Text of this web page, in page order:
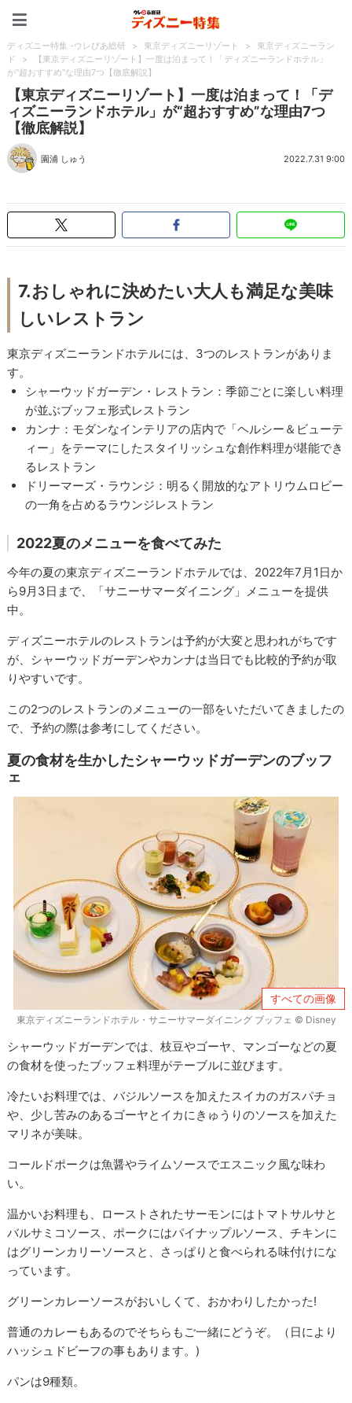
ディズニー特集 -ウレぴあ総研 > 東京ディズニーリゾート >
東京ディズニーラン
ド
>
【東京ディズニーリゾート】一度は泊まって！「ディズニーランドホテル」
が“超おすすめ”な理由7つ【徹底解説】
【東京ディズニーリゾート】一度は泊まって！「デ
ィズニーランドホテル」が“超おすすめ”な理由7つ
【徹底解説】
園浦 しゅう 2022.7.31 9:00
7.おしゃれに決めたい大人も満足な美味
しいレストラン
東京ディズニーランドホテルには、3つのレストランがありま
す。
シャーウッドガーデン・レストラン：季節ごとに楽しい料理
が並ぶブッフェ形式レストラン
カンナ：モダンなインテリアの店内で「ヘルシー＆ビューテ
ィー」をテーマにしたスタイリッシュな創作料理が堪能でき
るレストラン
ドリーマーズ・ラウンジ：明るく開放的なアトリウムロビー
の一角を占めるラウンジレストラン
2022夏のメニューを食べてみた
今年の夏の東京ディズニーランドホテルでは、2022年7月1日か
ら9月3日まで、「サニーサマーダイニング」メニューを提供
中。
ディズニーホテルのレストランは予約が大変と思われがちです
が、シャーウッドガーデンやカンナは当日でも比較的予約が取
りやすいです。
この2つのレストランのメニューの一部をいただいてきましたの
で、予約の際は参考にしてください。
夏の食材を生かしたシャーウッドガーデンのブッフ
ェ
すべての画像
東京ディズニーランドホテル・サニーサマーダイニング ブッフェ © Disney
シャーウッドガーデンでは、枝豆やゴーヤ、マンゴーなどの夏
の食材を使ったブッフェ料理がテーブルに並びます。
冷たいお料理では、バジルソースを加えたスイカのガスパチョ
や、少し苦みのあるゴーヤとイカにきゅうりのソースを加えた
マリネが美味。
コールドポークは魚醤やライムソースでエスニック風な味わ
い。
温かいお料理も、ローストされたサーモンにはトマトサルサと
バルサミコソース、ポークにはパイナップルソース、チキンに
はグリーンカリーソースと、さっぱりと食べられる味付けにな
っています。
グリーンカレーソースがおいしくて、おかわりしたかった!
普通のカレーもあるのでそちらもご一緒にどうぞ。（日により
ハッシュドビーフの事もあります。)
パンは9種類。